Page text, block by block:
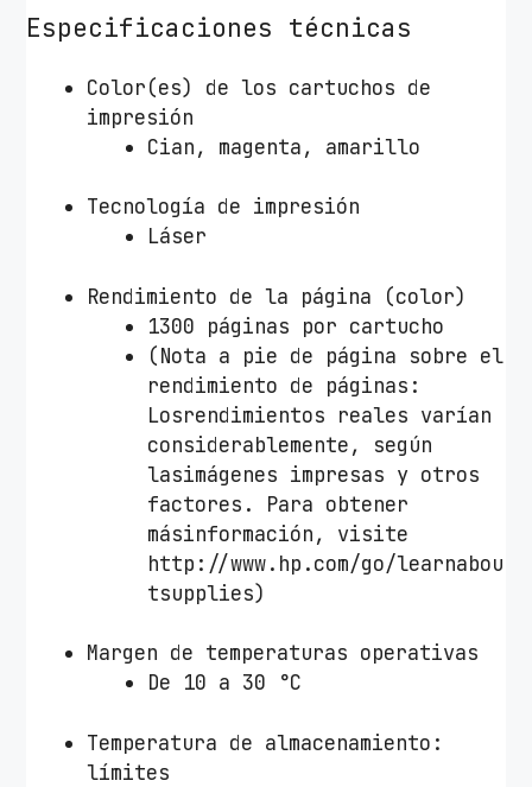
a
Especificaciones técnicas
Color(es) de los cartuchos de
impresión
Cian, magenta, amarillo
Tecnología de impresión
Láser
Rendimiento de la página (color)
1300 páginas por cartucho
(Nota a pie de página sobre el
rendimiento de páginas:
Losrendimientos reales varían
considerablemente, según
lasimágenes impresas y otros
factores. Para obtener
másinformación, visite
http://www.hp.com/go/learnabou
tsupplies)
Margen de temperaturas operativas
De 10 a 30 °C
Temperatura de almacenamiento:
límites